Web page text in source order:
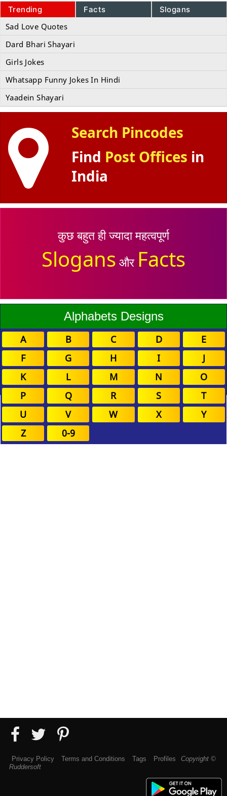
Trending Facts Slogans
Sad Love Quotes
Dard Bhari Shayari
Girls Jokes
Whatsapp Funny Jokes In Hindi
Yaadein Shayari
Search Pincodes
Find Post Offices in
India
कुछ बहुत ही ज्यादा महत्वपूर्ण
Slogans और Facts
Alphabets Designs
A B C D
E
F
G H I
J
K
L M N
O
P
Q R S
T
U
V W X
Y
Z
0-9
Privacy Policy Terms and Conditions Tags Profiles
Copyright ©
Ruddersoft